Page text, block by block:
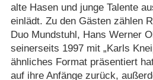
alte Hasen und junge Talente
einlädt. Zu den Gästen zählen
Duo Mundstuhl, Hans Werner
seinerseits 1997 mit „Karls
ähnliches Format präsentiert
auf ihre Anfänge zurück,